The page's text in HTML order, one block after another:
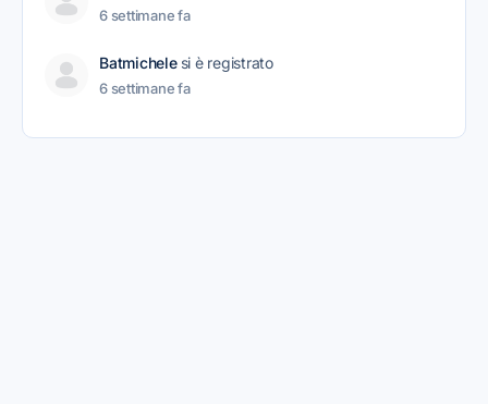
6 settimane fa
Batmichele si è registrato
6 settimane fa